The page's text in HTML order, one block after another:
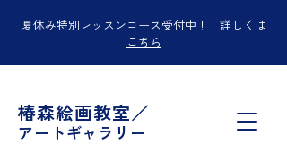
夏休み特別レッスンコース受付中！ 詳しくは
こちら
椿森絵画教室／
アートギャラリー